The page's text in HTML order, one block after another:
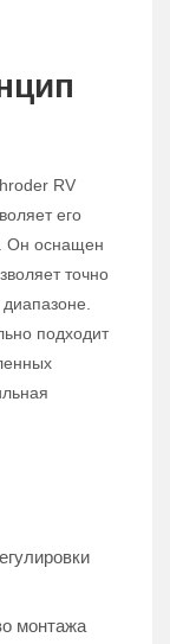
RV
его
Он оснащен
точно
подходит
монтажа